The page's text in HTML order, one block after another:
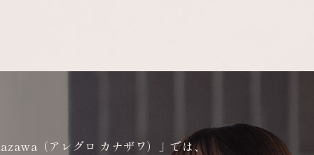
（アレグロ カナザワ）」では、